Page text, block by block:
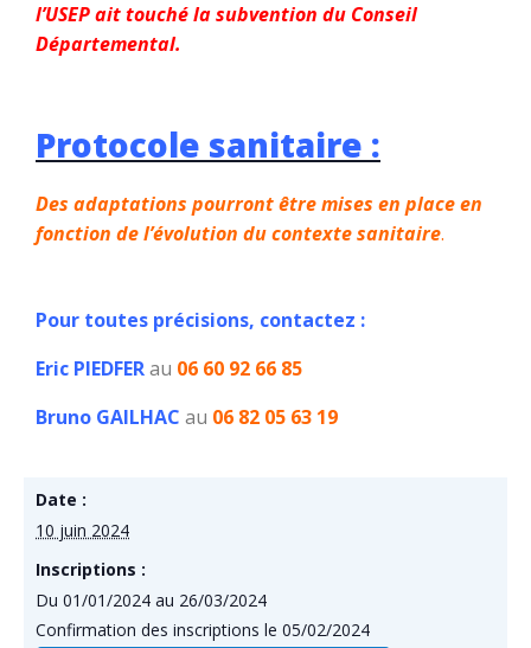
l’USEP ait touché la subvention du Conseil
Départemental.
Protocole sanitaire :
Des adaptations pourront être mises en place en
fonction de l’évolution du contexte sanitaire.
Pour toutes précisions, contactez :
Eric PIEDFERau 06 60 92 66 85
Bruno GAILHAC au 06 82 05 63 19
Date :
10 juin 2024
Inscriptions :
Du 01/01/2024 au 26/03/2024
Confirmation des inscriptions le 05/02/2024